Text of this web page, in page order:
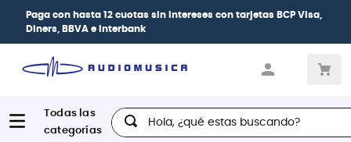
| Paga en cuotasdesde 0% de interéscon todas
las tarjetas de crédito
Hola, ¿qué estas buscando?